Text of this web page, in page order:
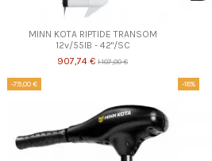
MINN KOTA RIPTIDE TRANSOM
12v/55lB - 42"/SC
907,74 € 1.107,00 €
-79,00 € -18%